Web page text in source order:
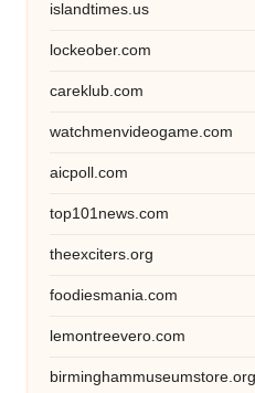
islandtimes.us
lockeober.com
careklub.com
watchmenvideogame.com
aicpoll.com
top101news.com
theexciters.org
foodiesmania.com
lemontreevero.com
birminghammuseumstore.org